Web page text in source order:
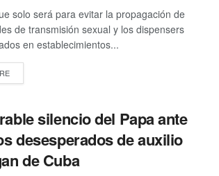
solo será para evitar la propagación de
de transmisión sexual y los dispensers
en establecimientos...
DETAILS
silencio del Papa ante
desesperados de auxilio
de Cuba